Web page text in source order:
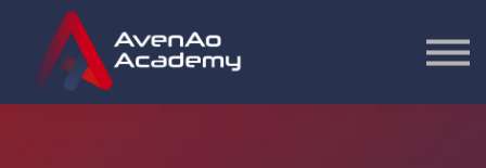
Contact
Bonus